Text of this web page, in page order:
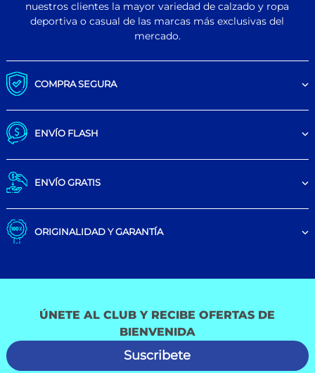
nuestros clientes la mayor variedad de calzado y ropa
deportiva o casual de las marcas más exclusivas del
mercado.
COMPRA SEGURA
ENVÍO FLASH
ENVÍO GRATIS
ORIGINALIDAD Y GARANTÍA
ÚNETE AL CLUB Y RECIBE OFERTAS DE
BIENVENIDA
Suscribete